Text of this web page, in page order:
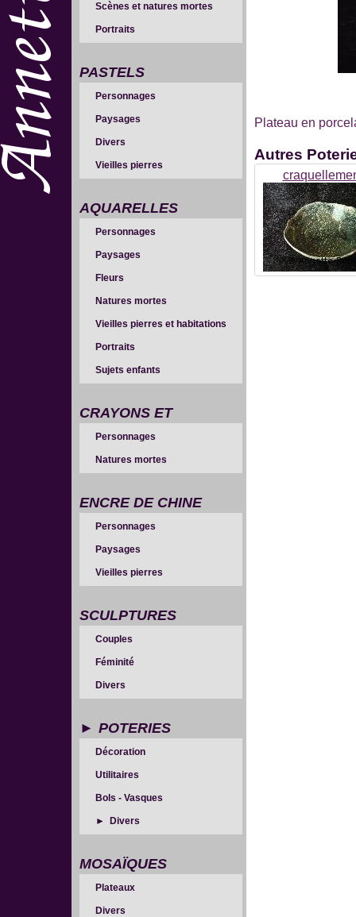
Scènes et natures mortes
Portraits
PASTELS
Personnages
Paysages
Divers
Vieilles pierres
AQUARELLES
Personnages
Paysages
Fleurs
Natures mortes
Vieilles pierres et habitations
Portraits
Sujets enfants
CRAYONS ET
SANGUINES
Personnages
Natures mortes
ENCRE DE CHINE
Personnages
Paysages
Vieilles pierres
SCULPTURES
Couples
Féminité
Divers
POTERIES
Décoration
Utilitaires
Bols - Vasques
Divers
MOSAÏQUES
Plateaux
Divers
Plateau en
Autres